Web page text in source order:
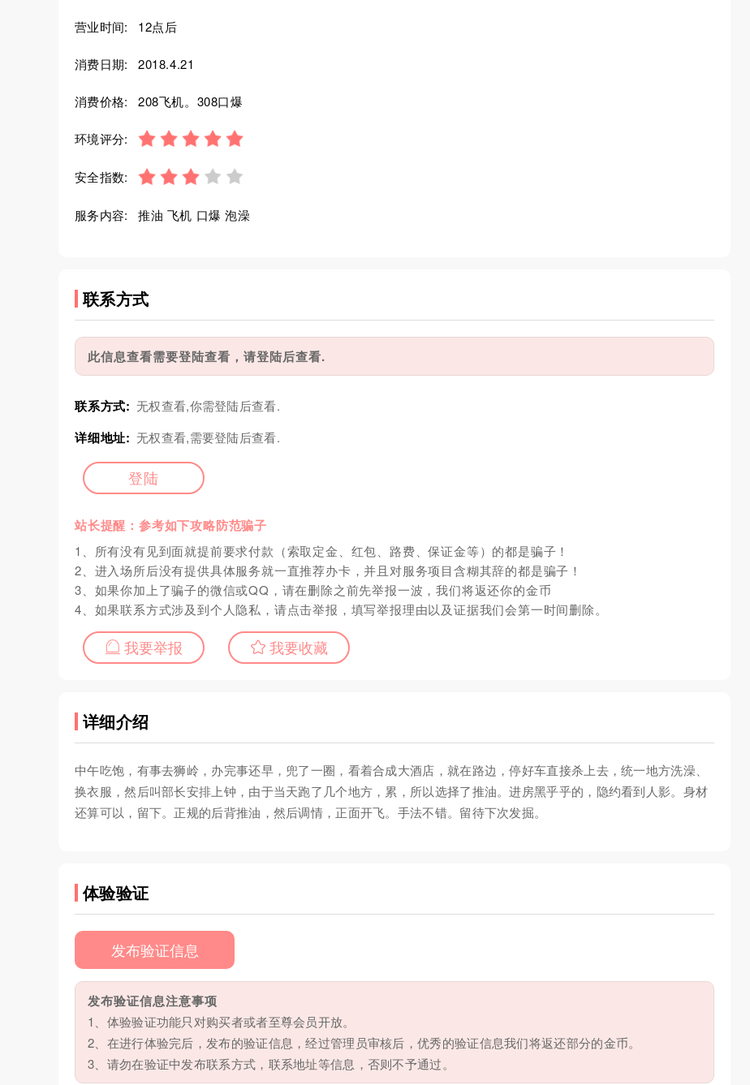
营业时间: 12点后
消费日期: 2018.4.21
消费价格: 208飞机。308口爆
环境评分:
安全指数:
服务内容: 推油 飞机 口爆 泡澡
联系方式
此信息查看需要登陆查看，请登陆后查看.
联系方式: 无权查看,你需登陆后查看.
详细地址: 无权查看,需要登陆后查看.
登陆
站长提醒：参考如下攻略防范骗子
1、所有没有见到面就提前要求付款（索取定金、红包、路费、保证金等）的都是骗子！
2、进入场所后没有提供具体服务就一直推荐办卡，并且对服务项目含糊其辞的都是骗子！
3、如果你加上了骗子的微信或QQ，请在删除之前先举报一波，我们将返还你的金币
4、如果联系方式涉及到个人隐私，请点击举报，填写举报理由以及证据我们会第一时间删除。
我要举报 我要收藏
详细介绍
中午吃饱，有事去狮岭，办完事还早，兜了一圈，看着合成大酒店，就在路边，停好车直接杀上去，统一地方洗澡、
换衣服，然后叫部长安排上钟，由于当天跑了几个地方，累，所以选择了推油。进房黑乎乎的，隐约看到人影。身材
还算可以，留下。正规的后背推油，然后调情，正面开飞。手法不错。留待下次发掘。
体验验证
发布验证信息
发布验证信息注意事项
1、体验验证功能只对购买者或者至尊会员开放。
2、在进行体验完后，发布的验证信息，经过管理员审核后，优秀的验证信息我们将返还部分的金币。
3、请勿在验证中发布联系方式，联系地址等信息，否则不予通过。